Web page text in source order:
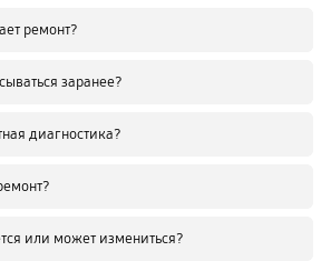
ремонт?
заранее?
диагностика?
или может измениться?